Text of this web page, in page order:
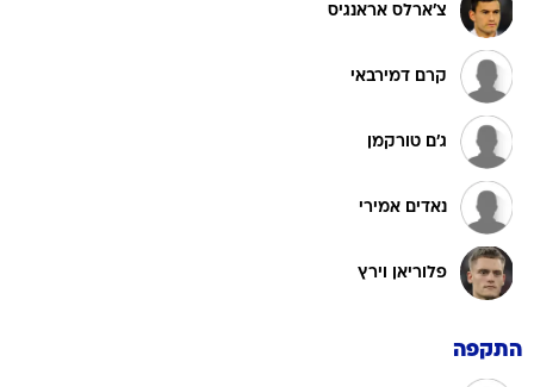
צ'ארלס אראנגיס
קרם דמירבאי
ג'ם טורקמן
נאדים אמירי
פלוריאן וירץ
התקפה